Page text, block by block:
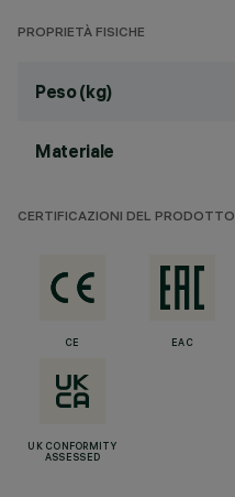
PROPRIETÀ FISICHE
Peso (kg)
Materiale
CERTIFICAZIONI DEL PRODOTTO
CE EAC
UK CONFORMITY
ASSESSED